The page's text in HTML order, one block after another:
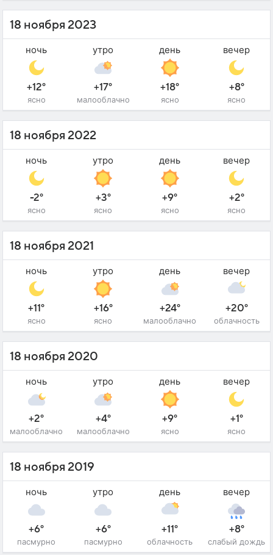
18 ноября 2023
ночь
+12°
ясно
утро
+17°
малооблачно
день
+18°
ясно
вечер
+8°
ясно
18 ноября 2022
ночь
-2°
ясно
утро
+3°
ясно
день
+9°
ясно
вечер
+2°
ясно
18 ноября 2021
ночь
+11°
ясно
утро
+16°
ясно
день
+24°
малооблачно
вечер
+20°
облачность
18 ноября 2020
ночь
+2°
малооблачно
утро
+4°
малооблачно
день
+9°
ясно
вечер
+1°
ясно
18 ноября 2019
ночь
+6°
пасмурно
утро
+6°
пасмурно
день
+11°
облачность
вечер
+8°
слабый дождь